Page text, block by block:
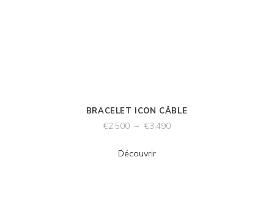
BRACELET ICON CÂBLE
€2,500 – €3,490
Découvrir